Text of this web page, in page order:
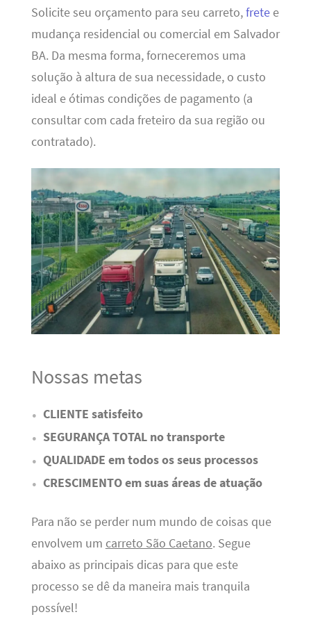
Solicite seu orçamento para seu carreto,fretee
mudança residencial ou comercial em Salvador
BA. Da mesma forma, forneceremos uma
solução à altura de sua necessidade, o custo
ideal e ótimas condições de pagamento (a
consultar com cada freteiro da sua região ou
contratado).
Nossas metas
CLIENTE satisfeito
SEGURANÇA TOTAL no transporte
QUALIDADE em todos os seus processos
CRESCIMENTO em suas áreas de atuação
Para não se perder num mundo de coisas que
envolvem um carreto São Caetano. Segue
abaixo as principais dicas para que este
processo se dê da maneira mais tranquila
possível!